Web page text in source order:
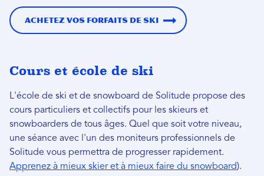
Achetez vos forfaits de ski
Cours et école de ski
L'école de ski et de snowboard de Solitude propose des
cours particuliers et collectifs pour les skieurs et
snowboarders de tous âges. Quel que soit votre niveau,
une séance avec l'un des moniteurs professionnels de
Solitude vous permettra de progresser rapidement.
Apprenez à mieux skier et à mieux faire du snowboard).